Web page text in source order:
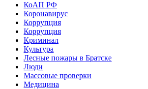
КоАП РФ
Коронавирус
Коррупция
Коррупция
Криминал
Культура
Лесные пожары в Братске
Люди
Массовые проверки
Медицина